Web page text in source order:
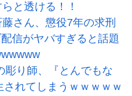
と透ける！！
さん、懲役7年の求刑
信がヤバすぎると話題
彫り師、『とんでもな
れてしまうｗｗｗｗｗ